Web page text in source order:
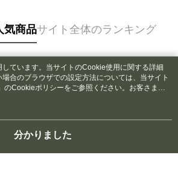
気商品サイト全体のランキング
ています。当サイトのCookie使用に関する詳細
合のブラウザでの設定方法については、当サイト
」のCookieポリシーをご参照ください。お客さま
される場合、当社がサイト利用規約のCookieポリ
分かりました